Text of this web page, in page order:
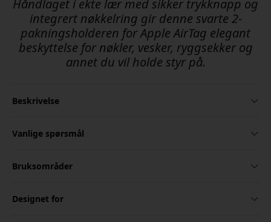
Håndlaget i ekte lær med sikker trykknapp og
integrert nøkkelring gir denne svarte 2-
pakningsholderen for Apple AirTag elegant
beskyttelse for nøkler, vesker, ryggsekker og
annet du vil holde styr på.
Beskrivelse
Vanlige spørsmål
Bruksområder
Designet for